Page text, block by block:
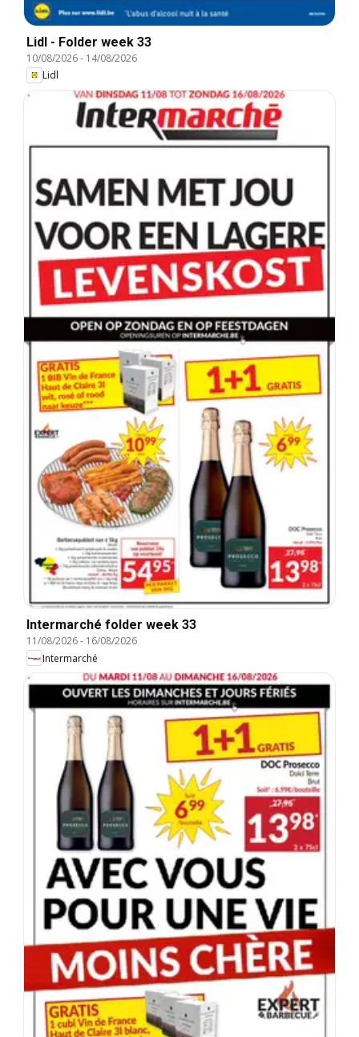
Lidl - Folder week 33
10/08/2026- 14/08/2026
Lidl
Intermarché folder week 33
11/08/2026- 16/08/2026
Intermarché